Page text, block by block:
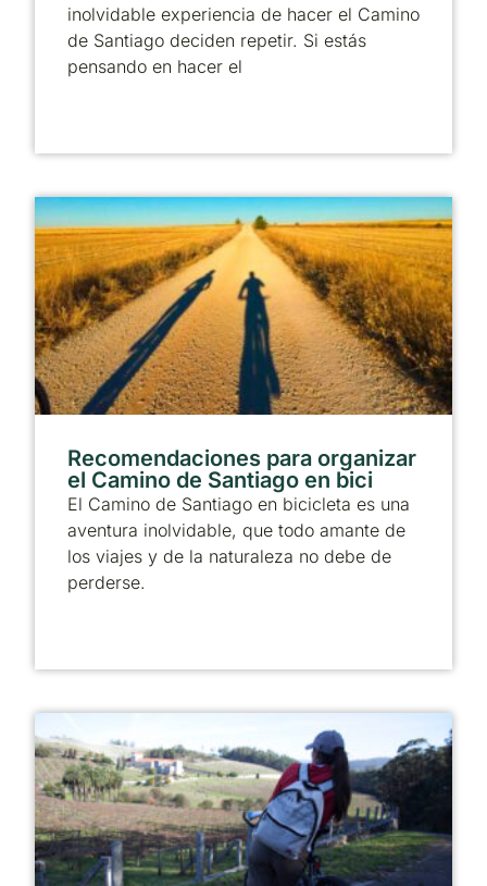
inolvidable experiencia de hacer el Camino
de Santiago deciden repetir. Si estás
pensando en hacer el
Recomendaciones para organizar
el Camino de Santiago en bici
El Camino de Santiago en bicicleta es una
aventura inolvidable, que todo amante de
los viajes y de la naturaleza no debe de
perderse.